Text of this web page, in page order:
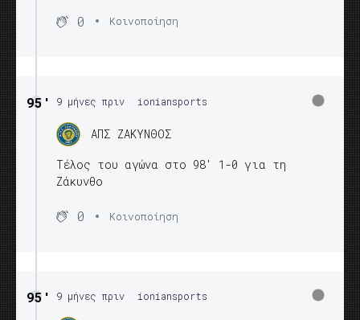
0 Κοινοποίηση
95′ 9 μήνες πριν ioniansports
ΑΠΣ ΖΑΚΥΝΘΟΣ
Τέλος του αγώνα στο 98' 1-0 για τη
Ζάκυνθο
0 Κοινοποίηση
95′ 9 μήνες πριν ioniansports